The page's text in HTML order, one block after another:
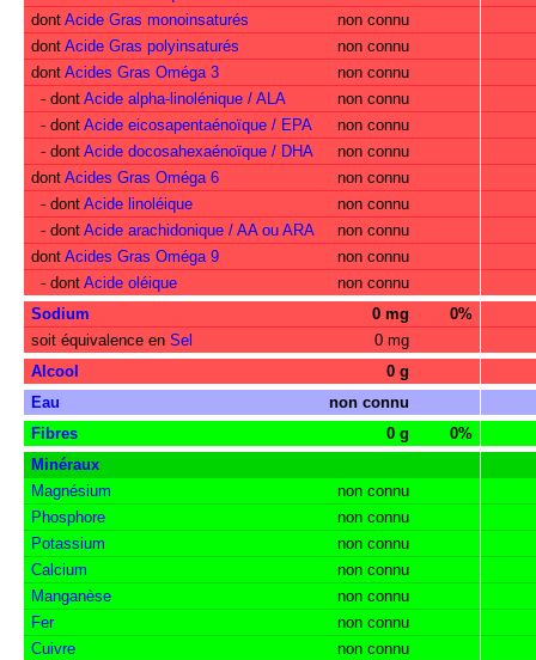
dont Acide Gras monoinsaturés
non connu
dont Acide Gras polyinsaturés
non connu
dont Acides Gras Oméga 3
non connu
- dont Acide alpha-linolénique / ALA
non connu
- dont Acide eicosapentaénoïque / EPA
non connu
- dont Acide docosahexaénoïque / DHA
non connu
dont Acides Gras Oméga 6
non connu
- dont Acide linoléique
non connu
- dont Acide arachidonique / AA ou ARA
non connu
dont Acides Gras Oméga 9
non connu
- dont Acide oléique
non connu
Sodium
0 mg
0%
soit équivalence en Sel
0 mg
Alcool
0 g
Eau
non connu
Fibres
0 g
0%
Minéraux
Magnésium
non connu
Phosphore
non connu
Potassium
non connu
Calcium
non connu
Manganèse
non connu
Fer
non connu
Cuivre
non connu